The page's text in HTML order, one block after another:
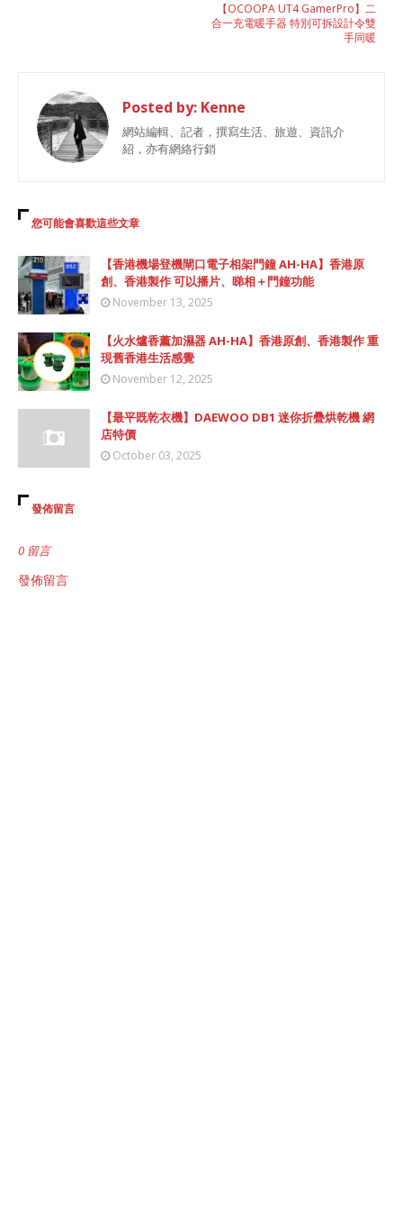
【OCOOPA UT4 GamerPro】二
合一充電暖手器 特別可拆設計令雙
手同暖
Posted by: Kenne
網站編輯、記者，撰寫生活、旅遊、資訊介
紹，亦有網絡行銷
您可能會喜歡這些文章
【香港機場登機閘口電子相架門鐘 AH-HA】香港原
創、香港製作 可以播片、睇相＋門鐘功能
November 13, 2025
【火水爐香薰加濕器 AH-HA】香港原創、香港製作 重
現舊香港生活感覺
November 12, 2025
【最平既乾衣機】DAEWOO DB1 迷你折疊烘乾機 網
店特價
October 03, 2025
發佈留言
0 留言
發佈留言